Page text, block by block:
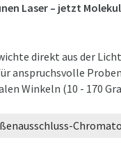
Laser – jetzt
direkt aus der
anspruchsvolle
Winkeln (10 - 170